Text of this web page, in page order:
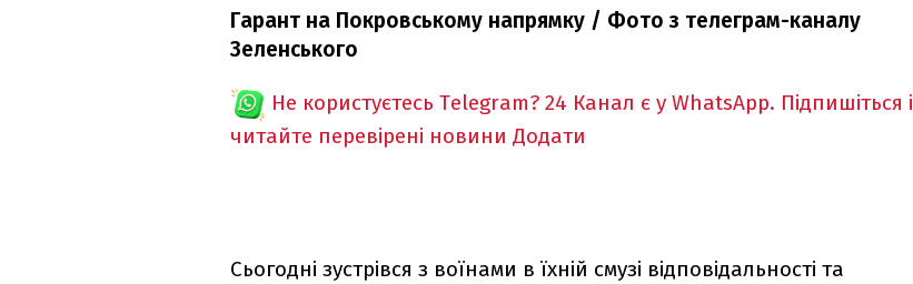
Гарант на Покровському напрямку / Фото з телеграм-каналу
Зеленського
Не користуєтесь Telegram? 24 Канал є у WhatsApp. Підпишіться і
читайте перевірені новини Додати
Сьогодні зустрівся з воїнами в їхній смузі відповідальності та